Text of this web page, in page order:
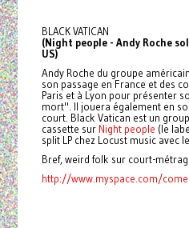
BLACK VATICAN
(Night people - Andy Roche
US)
Andy Roche du groupe
son passage en France et des
Paris et à Lyon pour présenter
mort". Il jouera également en
court. Black Vatican est un
cassette sur Night people (le
split LP chez Locust music avec
Bref, weird folk sur court-
http://www.myspace.com/